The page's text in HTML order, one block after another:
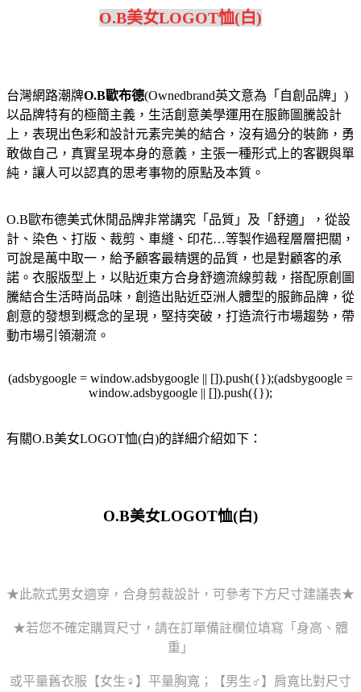
O.B美女LOGOT恤(白)
台灣網路潮牌O.B歐布德(Ownedbrand英文意為「自創品牌」)
以品牌特有的極簡主義，生活創意美學運用在服飾圖騰設計
上，表現出色彩和設計元素完美的結合，沒有過分的裝飾，勇
敢做自己，真實呈現本身的意義，主張一種形式上的客觀與單
純，讓人可以認真的思考事物的原點及本質。
O.B歐布德美式休閒品牌非常講究「品質」及「舒適」，從設
計、染色、打版、裁剪、車縫、印花…等製作過程層層把關，
可說是萬中取一，給予顧客最精選的品質，也是對顧客的承
諾。衣服版型上，以貼近東方合身舒適流線剪裁，搭配原創圖
騰結合生活時尚品味，創造出貼近亞洲人體型的服飾品牌，從
創意的發想到概念的呈現，堅持突破，打造流行市場趨勢，帶
動市場引領潮流。
(adsbygoogle = window.adsbygoogle || []).push({});(adsbygoogle =
window.adsbygoogle || []).push({});
有關O.B美女LOGOT恤(白)的詳細介紹如下：
O.B美女LOGOT恤(白)
★此款式男女適穿，合身剪裁設計，可參考下方尺寸建議表★
★若您不確定購買尺寸，請在訂單備註欄位填寫「身高、體
重」
或平量舊衣服【女生♀】平量胸寬；【男生♂】肩寬比對尺寸